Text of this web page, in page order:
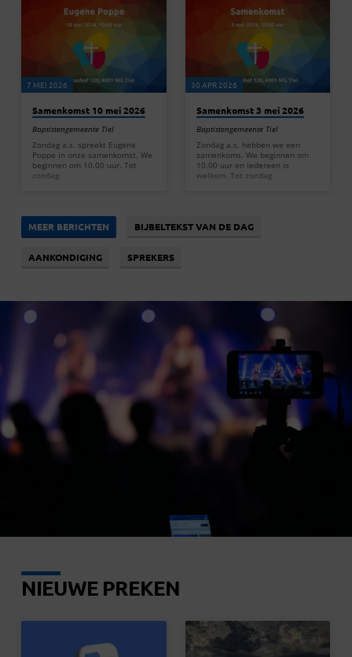
7 MEI 2026
Samenkomst 10 mei 2026
Baptistengemeente Tiel
Zondag a.s. spreekt Eugene
Poppe in onze samenkomst. We
beginnen om 10.00 uur. Tot
zondag.
30 APR 2026
Samenkomst 3 mei 2026
Baptistengemeente Tiel
Zondag a.s. hebben we een
samenkoms. We beginnen om
10.00 uur en iedereen is
welkom. Tot zondag
MEER BERICHTEN BIJBELTEKST VAN DE DAG
AANKONDIGING SPREKERS
NIEUWE PREKEN